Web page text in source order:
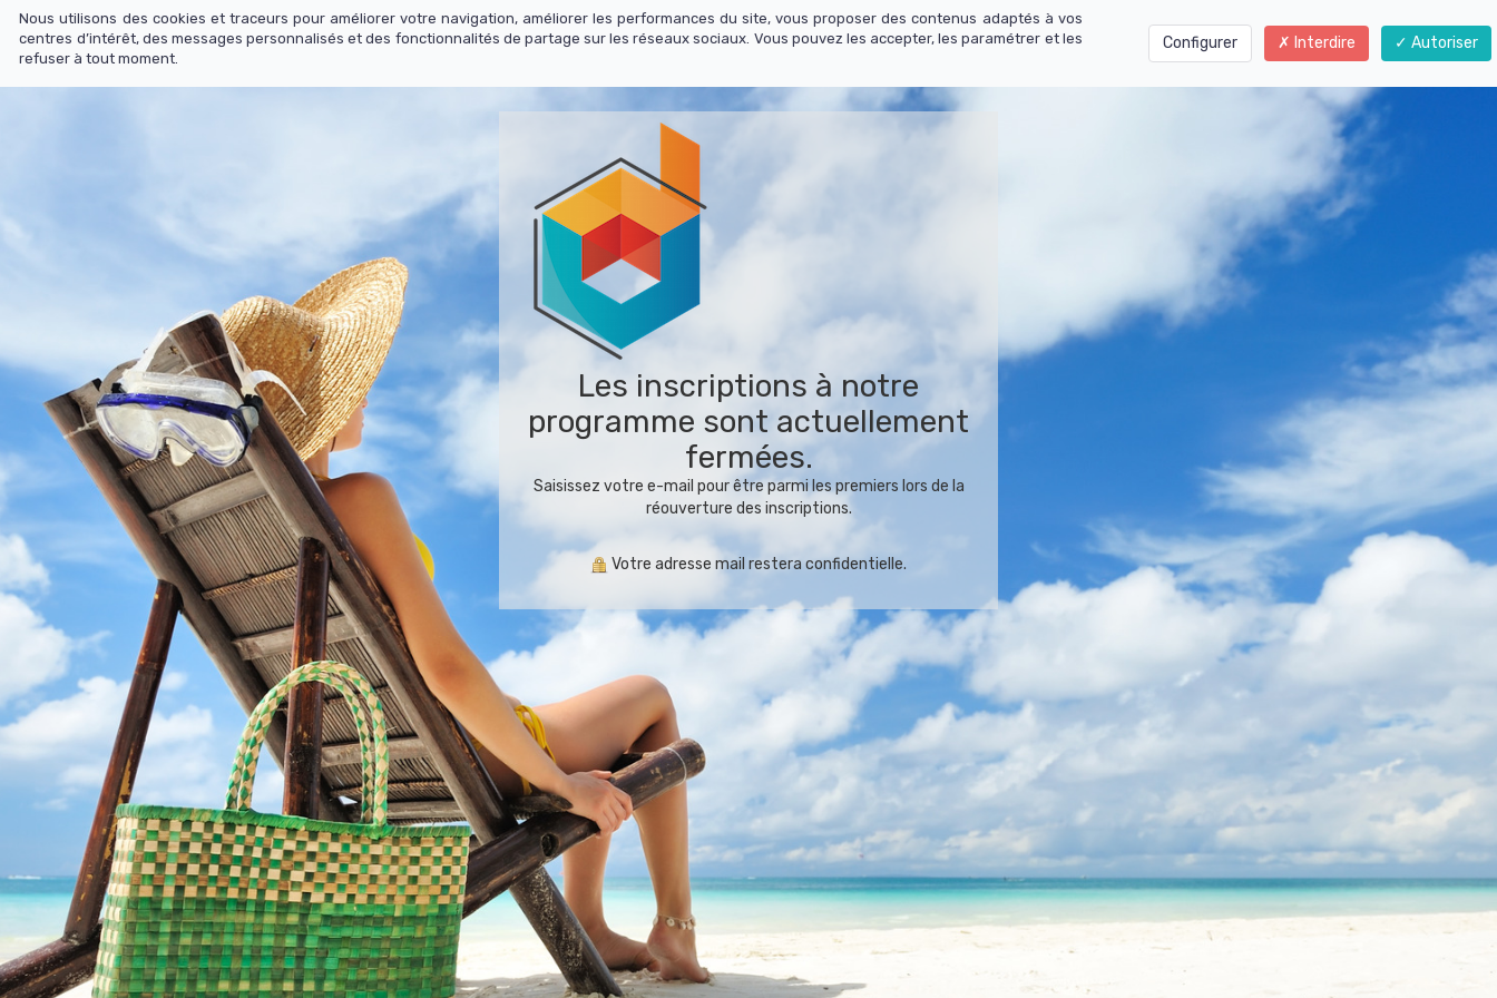
Les inscriptions à notre
programme sont actuellement
fermées.
Saisissez votre e-mail pour être parmi les premiers lors de la
réouverture des inscriptions.
Votre adresse mail restera confidentielle.
Nous utilisons des cookies et traceurs pour améliorer votre navigation, améliorer les performances du site, vous proposer des contenus adaptés à vos
centres d’intérêt, des messages personnalisés et des fonctionnalités de partage sur les réseaux sociaux. Vous pouvez les accepter, les paramétrer et les
refuser à tout moment.
Configurer Interdire Autoriser